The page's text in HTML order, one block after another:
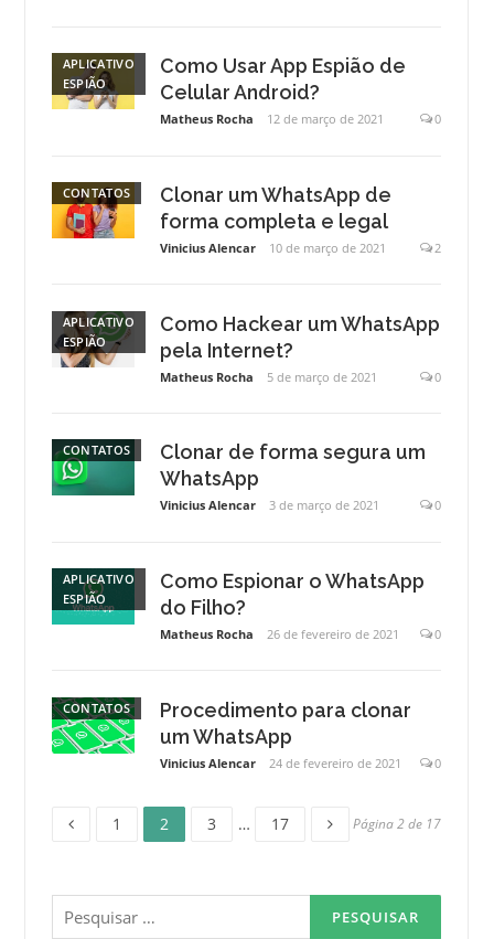
APLICATIVO
ESPIÃO
Como Usar App Espião de
Celular Android?
Matheus Rocha 12 de março de 2021 0
CONTATOS
Clonar um WhatsApp de
forma completa e legal
Vinicius Alencar 10 de março de 2021 2
APLICATIVO
ESPIÃO
Como Hackear um WhatsApp
pela Internet?
Matheus Rocha 5 de março de 2021 0
CONTATOS
Clonar de forma segura um
WhatsApp
Vinicius Alencar 3 de março de 2021 0
APLICATIVO
ESPIÃO
Como Espionar o WhatsApp
do Filho?
Matheus Rocha 26 de fevereiro de 2021 0
CONTATOS
Procedimento para clonar
um WhatsApp
Vinicius Alencar 24 de fevereiro de 2021 0
Paginação
posts
Página
1 Página
2 3 … 17 Página 2 de 17
Pesquisar
por: